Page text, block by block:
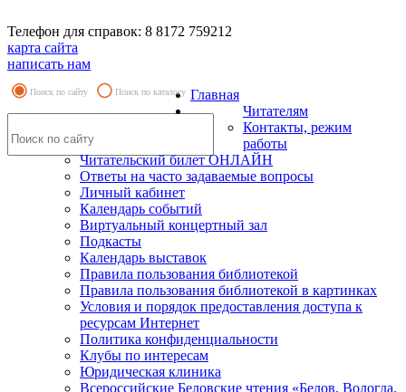
Телефон для справок: 8 8172 759212
карта сайта
написать нам
Поиск по сайту Поиск по каталогу Главная
Читателям
Контакты, режим
работы
Читательский билет ОНЛАЙН
Ответы на часто задаваемые вопросы
Личный кабинет
Календарь событий
Виртуальный концертный зал
Подкасты
Календарь выставок
Правила пользования библиотекой
Правила пользования библиотекой в картинках
Условия и порядок предоставления доступа к
ресурсам Интернет
Политика конфиденциальности
Клубы по интересам
Юридическая клиника
Всероссийские Беловские чтения «Белов. Вологда.